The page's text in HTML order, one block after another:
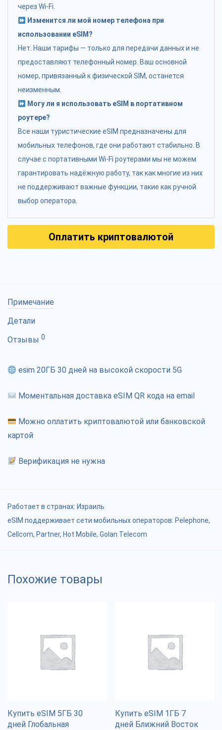
через Wi-Fi.
Изменится ли мой номер телефона при
использовании eSIM?
Нет. Наши тарифы — только для передачи данных и не
предоставляют телефонный номер. Ваш основной
номер, привязанный к физической SIM, останется
неизменным.
Могу ли я использовать eSIM в портативном
роутере?
Все наши туристические eSIM предназначены для
мобильных телефонов, где они работают стабильно. В
случае с портативными Wi-Fi роутерами мы не можем
гарантировать надёжную работу, так как многие из них
не поддерживают важные функции, такие как ручной
выбор оператора.
Оплатить криптовалютой
Примечание
Детали
Отзывы 0
esim 20ГБ 30 дней на высокой скорости 5G
Моментальная доставка eSIM QR кода на email
Можно оплатить криптовалютой или банковской
картой
Верификация не нужна
Работает в странах: Израиль
eSIM поддерживает сети мобильных операторов: Pelephone,
Cellcom, Partner, Hot Mobile, Golan Telecom
Похожие товары
Купить eSIM 5ГБ 30
дней Глобальная
Купить eSIM 1ГБ 7
дней Ближний Восток